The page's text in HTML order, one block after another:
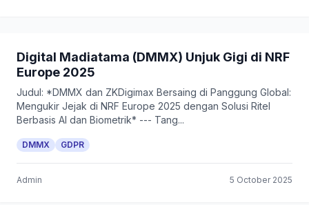
Digital Madiatama (DMMX) Unjuk Gigi di NRF
Europe 2025
Judul: *DMMX dan ZKDigimax Bersaing di Panggung Global:
Mengukir Jejak di NRF Europe 2025 dengan Solusi Ritel
Berbasis AI dan Biometrik* --- Tang...
DMMX GDPR
Admin 5 October 2025